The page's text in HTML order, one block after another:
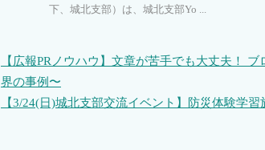
下、城北支部）は、城北支部Yo ...
【広報PRノウハウ】文章が苦手でも大丈夫！
界の事例〜
【3/24(日)城北支部交流イベント】防災体験学